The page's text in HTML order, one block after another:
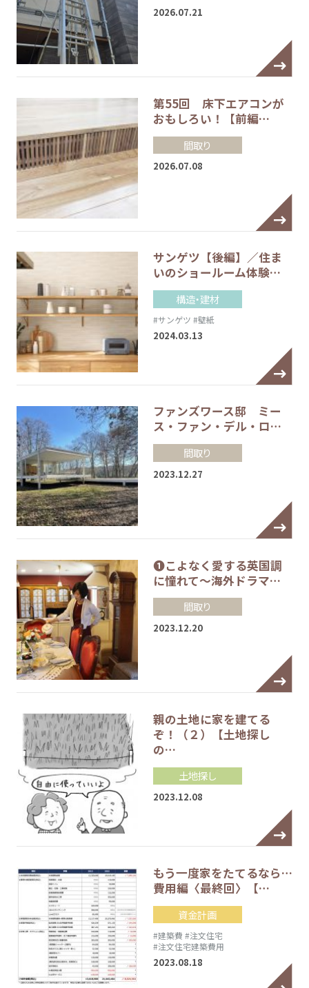
2026.07.21
第55回 床下エアコンが
おもしろい！【前編…
間取り
2026.07.08
サンゲツ【後編】／住ま
いのショールーム体験…
構造・建材
#サンゲツ #壁紙
2024.03.13
ファンズワース邸 ミー
ス・ファン・デル・ロ…
間取り
2023.12.27
❶こよなく愛する英国調
に憧れて～海外ドラマ…
間取り
2023.12.20
親の土地に家を建てる
ぞ！（２）【土地探し
の…
土地探し
2023.12.08
もう一度家をたてるなら…
費用編〈最終回〉【…
資金計画
#建築費 #注文住宅
#注文住宅建築費用
2023.08.18